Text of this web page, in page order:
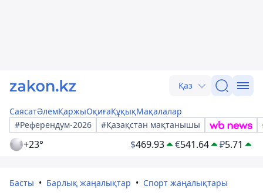
Қаз
СаясатӘлемҚаржыОқиғаҚұқықМақалалар
#Референдум-2026
#Қазақстан мақтанышы
+23° $469.93 €541.64 ₽5.71
Басты Барлық жаңалықтар Спорт жаңалықтары